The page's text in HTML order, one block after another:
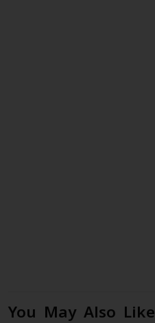
You May Also Like